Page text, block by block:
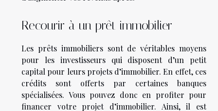
Recourir à un prêt immobilier
Les prêts immobiliers sont de véritables moyens
pour les investisseurs qui disposent d’un petit
capital pour leurs projets d’immobilier. En effet, ces
crédits sont offerts par certaines banques
spécialisées. Vous pouvez donc en profiter pour
financer votre projet d’immobilier. Ainsi, il est